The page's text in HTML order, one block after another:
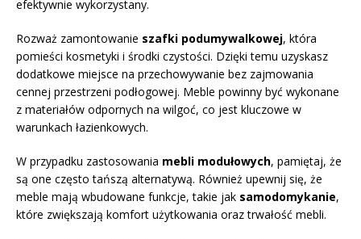
efektywnie wykorzystany.
Rozważ zamontowanie szafki podumywalkowej, która
pomieści kosmetyki i środki czystości. Dzięki temu uzyskasz
dodatkowe miejsce na przechowywanie bez zajmowania
cennej przestrzeni podłogowej. Meble powinny być wykonane
z materiałów odpornych na wilgoć, co jest kluczowe w
warunkach łazienkowych.
W przypadku zastosowania mebli modułowych, pamiętaj, że
są one często tańszą alternatywą. Również upewnij się, że
meble mają wbudowane funkcje, takie jak samodomykanie,
które zwiększają komfort użytkowania oraz trwałość mebli.